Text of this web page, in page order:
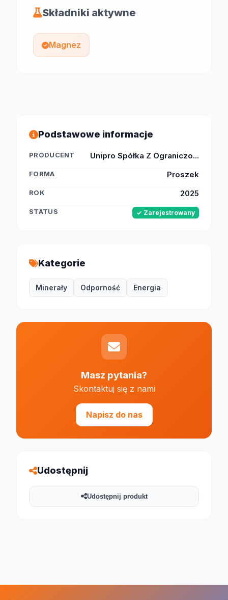
Składniki aktywne
Magnez
Podstawowe informacje
PRODUCENT Unipro Spółka Z Ograniczo...
FORMA Proszek
ROK 2025
STATUS ✓ Zarejestrowany
Kategorie
Minerały Odporność Energia
Masz pytania?
Skontaktuj się z nami
Napisz do nas
Udostępnij
Udostępnij produkt